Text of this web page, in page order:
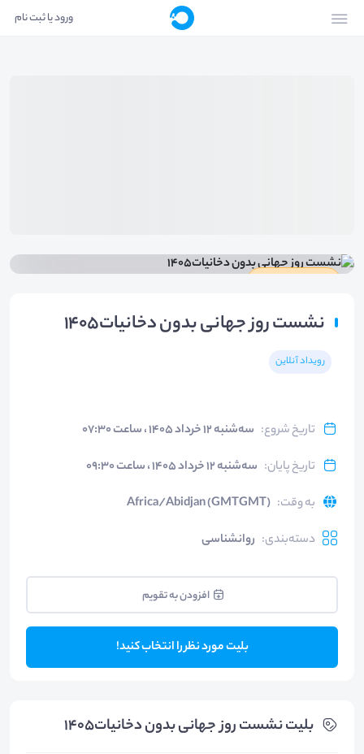
ورود یا ثبت نام
نشست روز جهانی بدون دخانیات1405
رویداد آنلاین
تاریخ شروع: سه‌شنبه ۱۲ خرداد ۱۴۰۵ ، ساعت ۰۷:۳۰
تاریخ پایان: سه‌شنبه ۱۲ خرداد ۱۴۰۵ ، ساعت ۰۹:۳۰
به وقت:
Africa/Abidjan (GMTGMT)
دسته‌بندی: روانشناسی
افزودن به تقویم
بلیت مورد نظر را انتخاب کنید!
بلیت‌ نشست روز جهانی بدون دخانیات1405